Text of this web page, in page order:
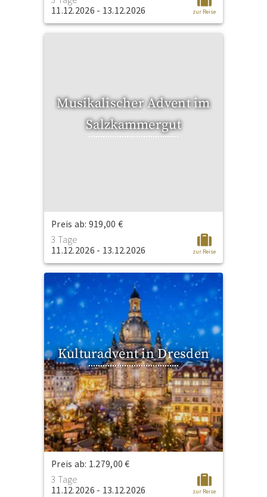
11.12.2026 - 13.12.2026
zur Reise
Musikalischer Advent im
Salzkammergut
Preis ab: 919,00 €
3 Tage
11.12.2026 - 13.12.2026
zur Reise
Kulturadvent in Dresden
Preis ab: 1.279,00 €
3 Tage
11.12.2026 - 13.12.2026
zur Reise